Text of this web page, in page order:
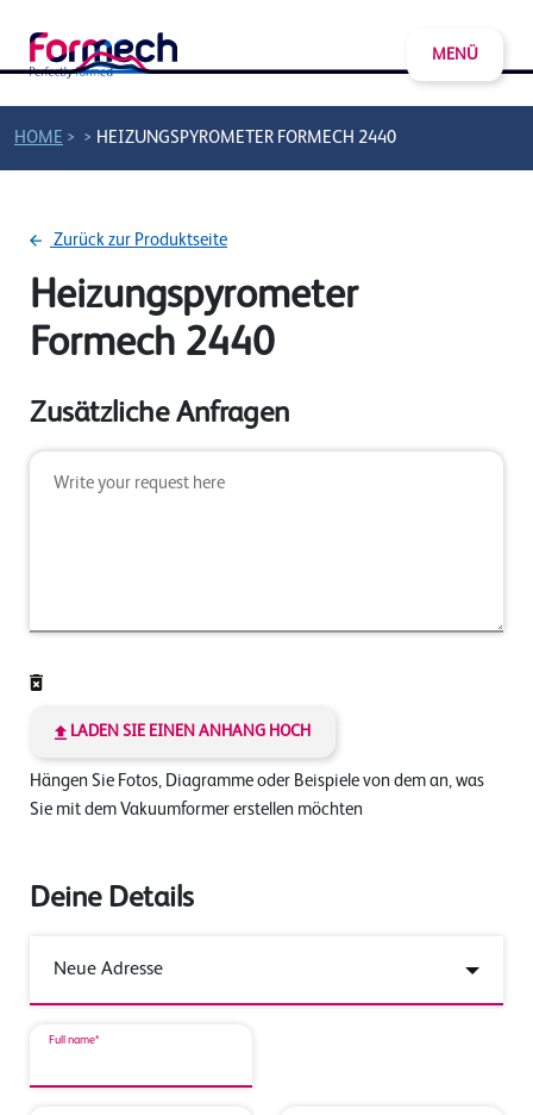
MENÜ
HOME > > HEIZUNGSPYROMETER FORMECH 2440
Zurück zur Produktseite
Heizungspyrometer
Formech 2440
Zusätzliche Anfragen
LADEN SIE EINEN ANHANG HOCH
Hängen Sie Fotos, Diagramme oder Beispiele von dem an, was
Sie mit dem Vakuumformer erstellen möchten
Deine Details
Full name*